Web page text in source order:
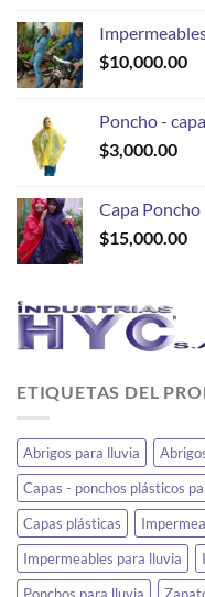
$10,000.00
Poncho -
$3,000.00
Capa
$15,000.00
ETIQUETAS DEL
Abrigos para lluvia
Capas - ponchos plásticos
Capas plásticas
Impermeables para lluvia